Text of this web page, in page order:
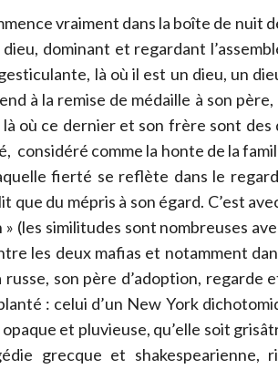
vraiment dans la boîte de nuit
dominant et regardant
là où il est un dieu, un
à la remise de médaille à son
là où ce dernier et son frère sont des
considéré comme la honte de la
fierté se reflète dans le
que du mépris à son égard. C’est
» (les similitudes sont nombreuses
les deux mafias et notamment
russe, son père d’adoption, regarde
: celui d’un New York
et pluvieuse, qu’elle soit
grecque et shakespearienne,